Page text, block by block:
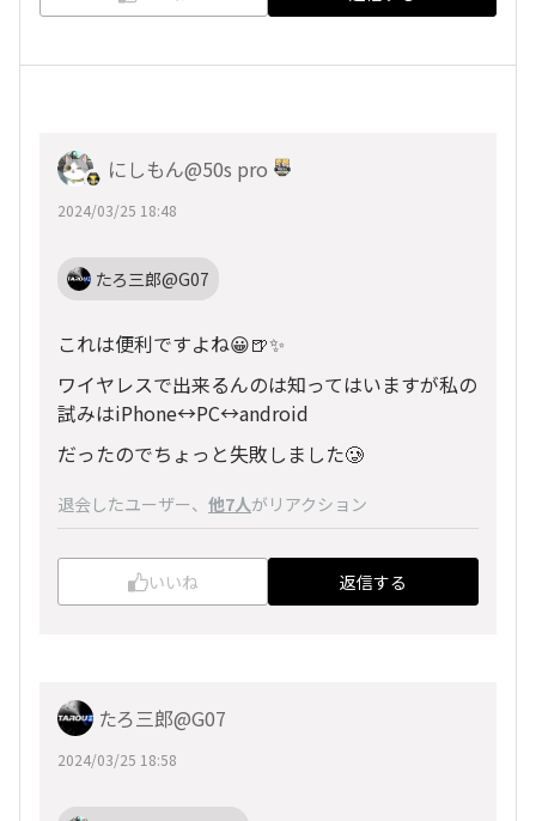
にしもん@50s pro
2024/03/25 18:48
たろ三郎@G07
これは便利ですよね😀🍺✨
ワイヤレスで出来るんのは知ってはいますが私の
試みはiPhone↔PC↔android
だったのでちょっと失敗しました🥲
退会したユーザー、 他7人がリアクション
いいね 返信する
たろ三郎@G07
2024/03/25 18:58